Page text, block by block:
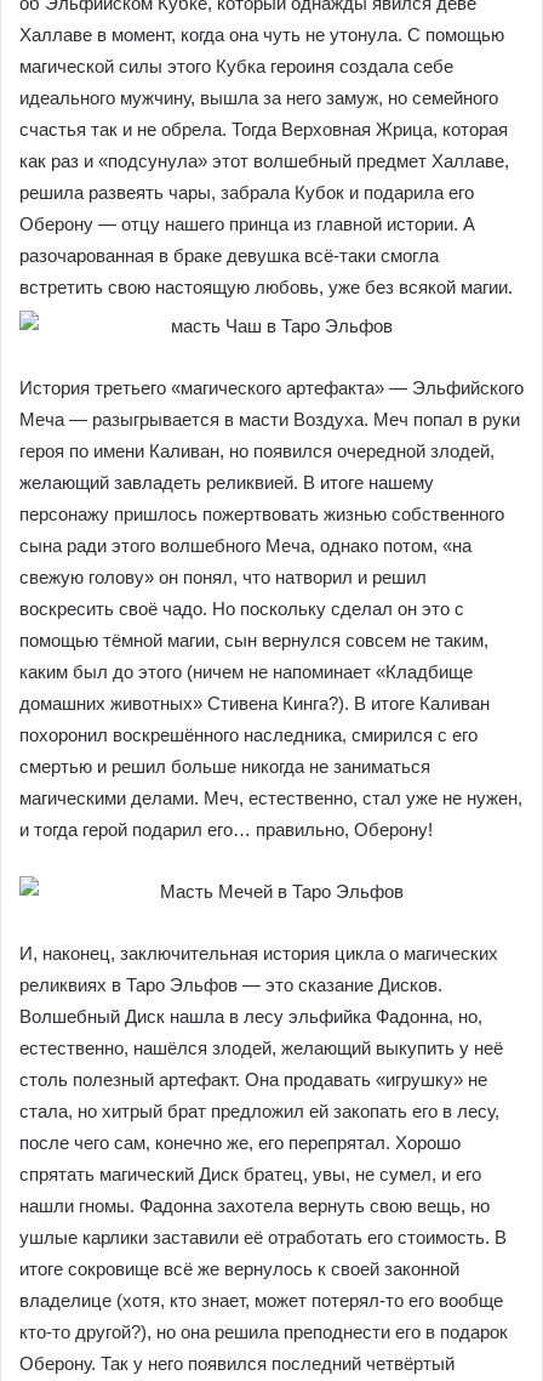
братства и история несчастливой любви Селомира,
который в конце концов взял да и вернул Оберону тот
самый волшебный посох, из-за которого начался весь
сыр-бор.
История масти Чаш в Таро Эльфов — это повествование
об Эльфийском Кубке, который однажды явился деве
Халлаве в момент, когда она чуть не утонула. С помощью
магической силы этого Кубка героиня создала себе
идеального мужчину, вышла за него замуж, но семейного
которая как раз и «подсунула» этот волшебный предмет
Халлаве, решила развеять чары, забрала Кубок и
подарила его Оберону — отцу нашего принца из главной
истории. А разочарованная в браке девушка всё-таки
смогла встретить свою настоящую любовь, уже без
всякой магии.
История третьего «магического артефакта» —
Эльфийского Меча — разыгрывается в масти Воздуха.
Меч попал в руки героя по имени Каливан, но появился
очередной злодей, желающий завладеть реликвией. В
итоге нашему персонажу пришлось пожертвовать жизнью
собственного сына ради этого волшебного Меча, однако
потом, «на свежую голову» он понял, что натворил и
решил воскресить своё чадо. Но поскольку сделал он
это с помощью тёмной магии, сын вернулся совсем не
И, наконец, заключительная история цикла о магических
реликвиях в Таро Эльфов — это сказание Дисков.
Волшебный Диск нашла в лесу эльфийка Фадонна, но,
естественно, нашёлся злодей, желающий выкупить у неё
Книга значений и раскладовТаро —
БЕСПЛАТНО
Авторская книга Сергея Савченко,
Уже прочитали 412 527 учеников
СКАЧАТЬ КНИГУ БЕСПЛАТНО
✓ Значения проверены на
15.000
гаданиях
400.000человек
с её помощью уже успешно освоили
Таро
✓Обучаетесь Таролегкоис
удовольствием